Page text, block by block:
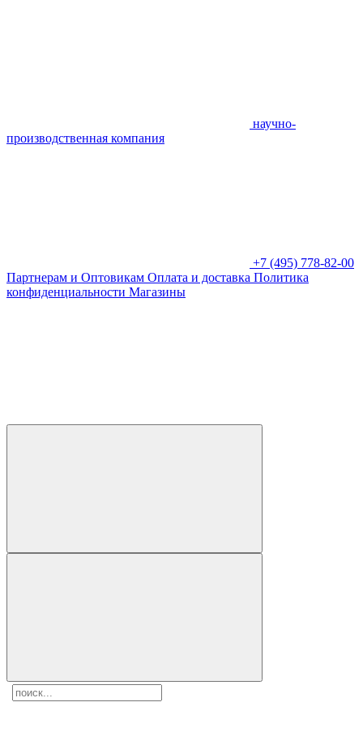
научно-
производственная компания
+7 (495) 778-82-00
Партнерам и Оптовикам Оплата и доставка Политика
конфиденциальности Магазины